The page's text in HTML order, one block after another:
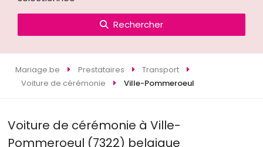
Rechercher
Mariage.be Prestataires
Transport
Voiture de cérémonie
Ville-Pommeroeul
Voiture de cérémonie à Ville-
Pommeroeul (7322) belgique